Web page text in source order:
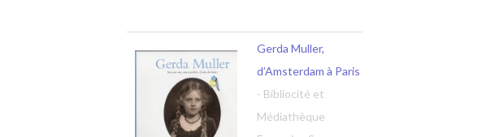
Gerda Muller,
d’Amsterdam à Paris
- Bibliocité et
Médiathèque